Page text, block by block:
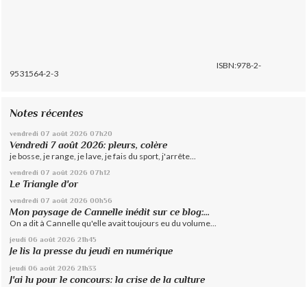
ISBN:978-2-
9531564-2-3
Notes récentes
vendredi 07 août 2026 07h20
Vendredi 7 août 2026: pleurs, colère
je bosse, je range, je lave, je fais du sport, j'arrête...
vendredi 07 août 2026 07h12
Le Triangle d'or
vendredi 07 août 2026 00h56
Mon paysage de Cannelle inédit sur ce blog:...
On a dit à Cannelle qu'elle avait toujours eu du volume...
jeudi 06 août 2026 21h45
Je lis la presse du jeudi en numérique
jeudi 06 août 2026 21h33
J'ai lu pour le concours: la crise de la culture